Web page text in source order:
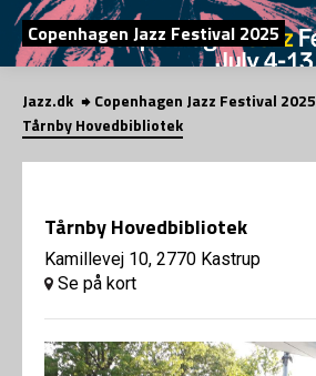
Copenhagen Jazz Festival 2025
Jazz.dk Copenhagen Jazz Festival 2025
Tårnby Hovedbibliotek
Tårnby Hovedbibliotek
Kamillevej 10, 2770 Kastrup
Se på kort